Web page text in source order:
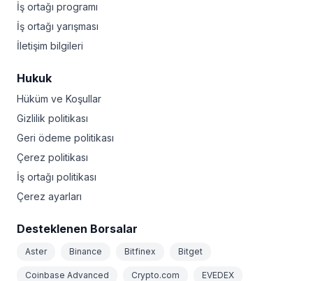
İş ortağı programı
İş ortağı yarışması
İletişim bilgileri
Hukuk
Hüküm ve Koşullar
Gizlilik politikası
Geri ödeme politikası
Çerez politikası
İş ortağı politikası
Çerez ayarları
Desteklenen Borsalar
Aster Binance Bitfinex Bitget
Coinbase Advanced Crypto.com EVEDEX